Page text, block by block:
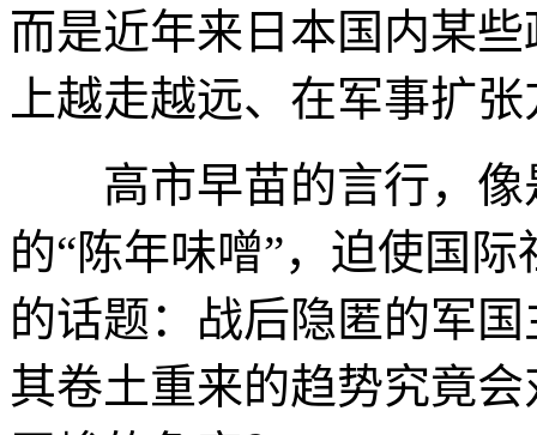
而是近年来日本国内某
上越走越远、在军事扩
高市早苗的言行，像
的“陈年味噌”，迫使国
的话题：战后隐匿的军
其卷土重来的趋势究竟